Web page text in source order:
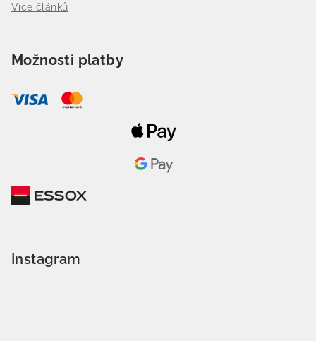
Více článků
Možnosti platby
Instagram